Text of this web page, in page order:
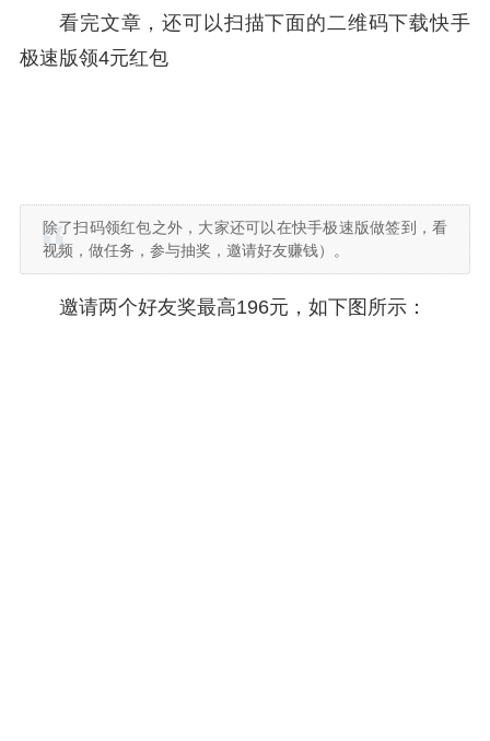
看完文章，还可以扫描下面的二维码下载快手
极速版领4元红包
除了扫码领红包之外，大家还可以在快手极速版做签到，看
视频，做任务，参与抽奖，邀请好友赚钱）。
邀请两个好友奖最高196元，如下图所示：